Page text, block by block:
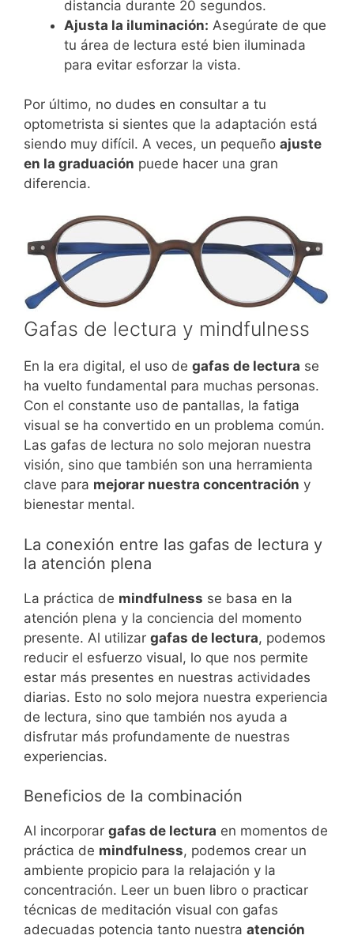
distancia durante 20 segundos.
Ajusta la iluminación: Asegúrate de que
tu área de lectura esté bien iluminada
para evitar esforzar la vista.
Por último, no dudes en consultar a tu
optometrista si sientes que la adaptación está
siendo muy difícil. A veces, un pequeño ajuste
en la graduación puede hacer una gran
diferencia.
Gafas de lectura y mindfulness
En la era digital, el uso de gafas de lectura se
ha vuelto fundamental para muchas personas.
Con el constante uso de pantallas, la fatiga
visual se ha convertido en un problema común.
Las gafas de lectura no solo mejoran nuestra
visión, sino que también son una herramienta
clave para mejorar nuestra concentración y
bienestar mental.
La conexión entre las gafas de lectura y
la atención plena
La práctica de mindfulness se basa en la
atención plena y la conciencia del momento
presente. Al utilizar gafas de lectura, podemos
reducir el esfuerzo visual, lo que nos permite
estar más presentes en nuestras actividades
diarias. Esto no solo mejora nuestra experiencia
de lectura, sino que también nos ayuda a
disfrutar más profundamente de nuestras
experiencias.
Beneficios de la combinación
Al incorporar gafas de lectura en momentos de
práctica de mindfulness, podemos crear un
ambiente propicio para la relajación y la
concentración. Leer un buen libro o practicar
técnicas de meditación visual con gafas
adecuadas potencia tanto nuestra atención